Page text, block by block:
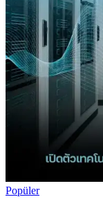
Popüler